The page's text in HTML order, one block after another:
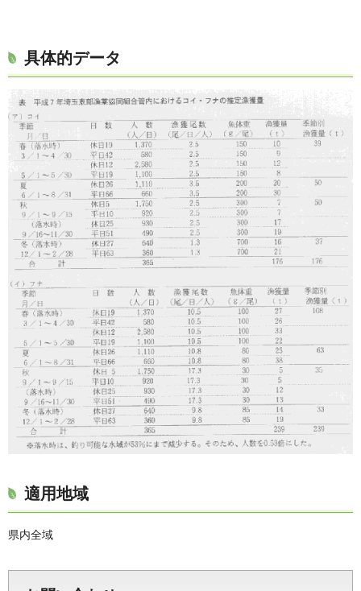
具体的データ
適用地域
県内全域